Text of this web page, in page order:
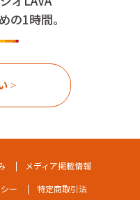
の1時間。
メディア掲載情報
ー 特定商取引法